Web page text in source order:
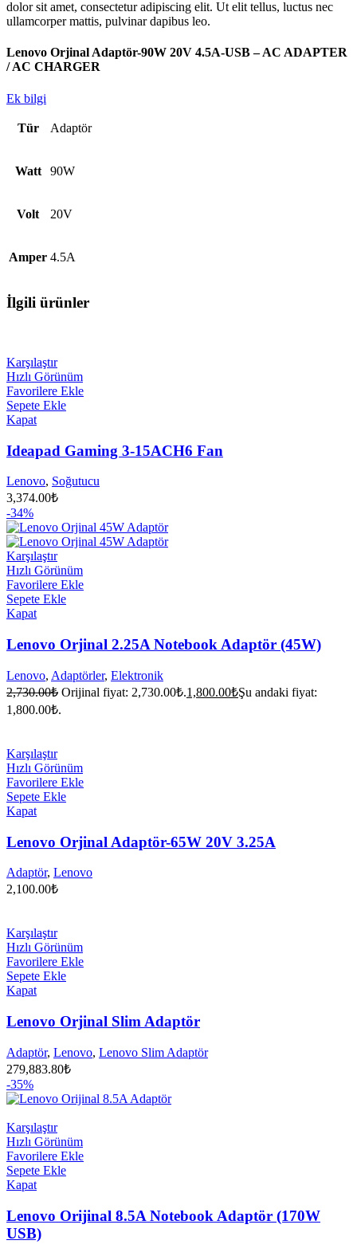
dolor sit amet, consectetur adipiscing elit. Ut elit tellus, luctus nec
ullamcorper mattis, pulvinar dapibus leo.
Lenovo Orjinal Adaptör-90W 20V 4.5A-USB – AC ADAPTER
/ AC CHARGER
Ek bilgi
Tür Adaptör
Watt 90W
Volt 20V
Amper 4.5A
İlgili ürünler
Karşılaştır
Hızlı Görünüm
Favorilere Ekle
Sepete Ekle
Kapat
Ideapad Gaming 3-15ACH6 Fan
Lenovo, Soğutucu
3,374.00₺
-34%
Karşılaştır
Hızlı Görünüm
Favorilere Ekle
Sepete Ekle
Kapat
Lenovo Orjinal 2.25A Notebook Adaptör (45W)
Lenovo, Adaptörler, Elektronik
2,730.00₺ Orijinal fiyat: 2,730.00₺.1,800.00₺Şu andaki fiyat:
1,800.00₺.
Karşılaştır
Hızlı Görünüm
Favorilere Ekle
Sepete Ekle
Kapat
Lenovo Orjinal Adaptör-65W 20V 3.25A
Adaptör, Lenovo
2,100.00₺
Karşılaştır
Hızlı Görünüm
Favorilere Ekle
Sepete Ekle
Kapat
Lenovo Orjinal Slim Adaptör
Adaptör, Lenovo, Lenovo Slim Adaptör
279,883.80₺
-35%
Karşılaştır
Hızlı Görünüm
Favorilere Ekle
Sepete Ekle
Kapat
Lenovo Orijinal 8.5A Notebook Adaptör (170W
USB)